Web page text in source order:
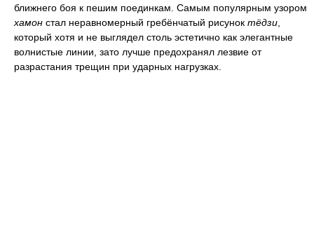
ближнего боя к пешим поединкам. Самым популярным узором
хамон стал неравномерный гребёнчатый рисунок тёдзи,
который хотя и не выглядел столь эстетично как элегантные
волнистые линии, зато лучше предохранял лезвие от
разрастания трещин при ударных нагрузках.